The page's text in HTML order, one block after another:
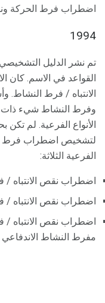
اضطراب فرط الحركة
1994
القواعد في الاسم.
الانتباه / فرط النشاط.
وفرط النشاط شيء ذات
الأنواع الفرعية. لم
لتشخيص اضطراب فرط
الفرعية الثلاثة:
اضطراب نقص الانتباه /
اضطراب نقص الانتباه /
اضطراب نقص الانتباه /
مفرط النشاط الاندفاعي